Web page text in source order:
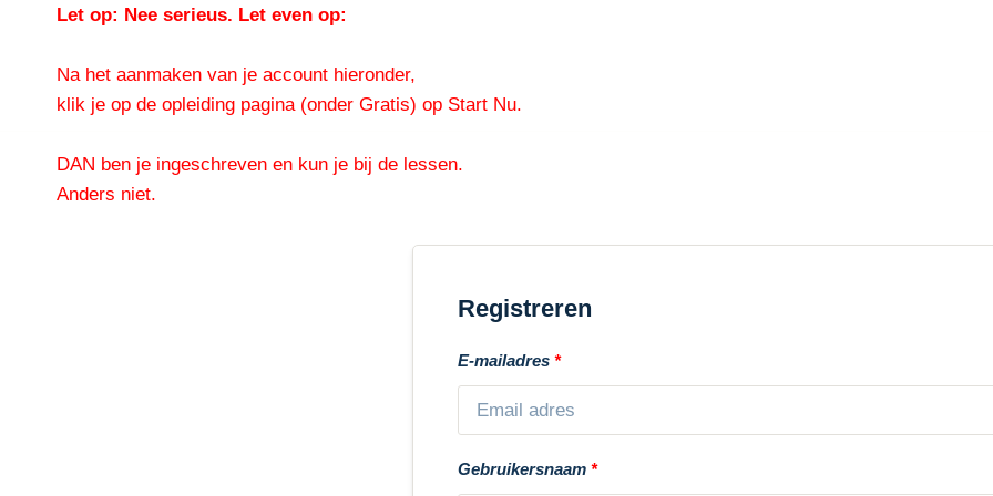
DoorgaanLet op: Nee serieus. Let even op:
Na het aanmaken van je account hieronder,
klik je op de opleiding pagina (onder Gratis) op Start Nu.
DAN ben je ingeschreven en kun je bij de lessen.
Anders niet.
Registreren
E-mailadres *
Gebruikersnaam *